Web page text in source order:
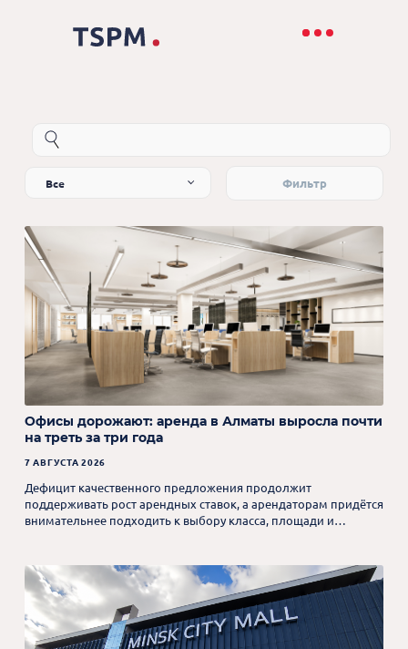
Все Фильтр
Офисы дорожают: аренда в Алматы выросла почти
на треть за три года
7 АВГУСТА 2026
Дефицит качественного предложения продолжит
поддерживать рост арендных ставок, а арендаторам придётся
внимательнее подходить к выбору класса, площади и